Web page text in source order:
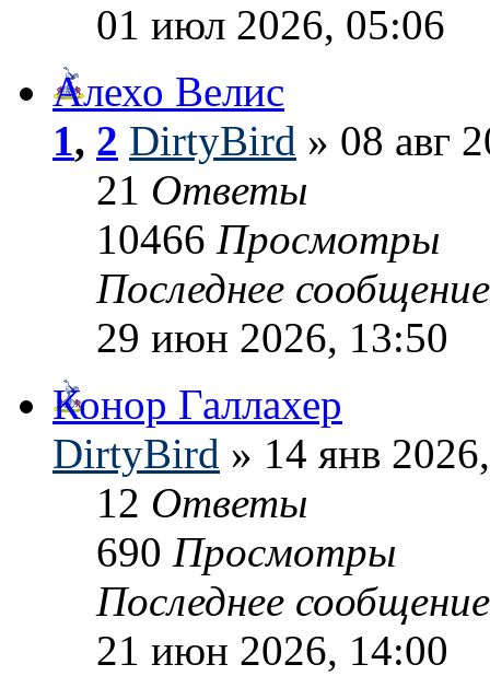
01 июл 2026, 05:06
Алехо Велис
1, 2 DirtyBird » 08 авг
21 Ответы
10466 Просмотры
Последнее
29 июн 2026, 13:50
Конор Галлахер
DirtyBird » 14 янв
12 Ответы
690 Просмотры
Последнее
21 июн 2026, 14:00